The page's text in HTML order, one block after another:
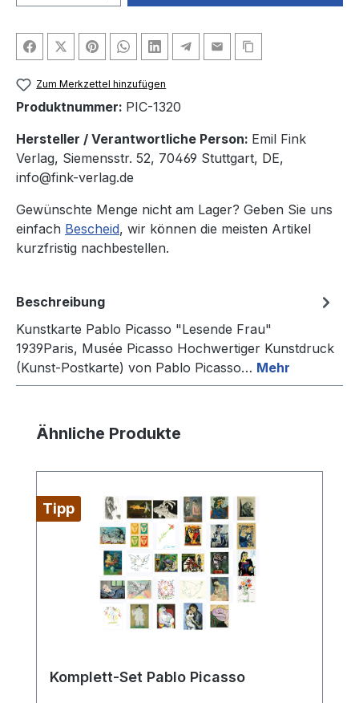
Zum Merkzettel hinzufügen
Produktnummer: PIC-1320
Hersteller / Verantwortliche Person: Emil Fink
Verlag, Siemensstr. 52, 70469 Stuttgart, DE,
info@fink-verlag.de
Gewünschte Menge nicht am Lager? Geben Sie uns
einfach Bescheid, wir können die meisten Artikel
kurzfristig nachbestellen.
Beschreibung
Kunstkarte Pablo Picasso "Lesende Frau"
1939Paris, Musée Picasso Hochwertiger Kunstdruck
(Kunst-Postkarte) von Pablo Picasso… Mehr
Produktgalerie überspringen
Ähnliche Produkte
Tipp
Komplett-Set Pablo Picasso